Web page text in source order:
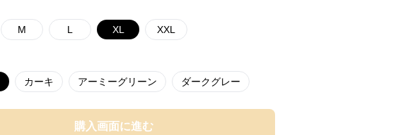
M L XL XXL
カーキ アーミーグリーン ダークグレー
購入画面に進む